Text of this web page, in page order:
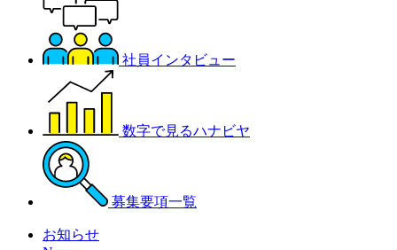
社員インタビュー
数字で見るハナビヤ
募集要項一覧
お知らせ